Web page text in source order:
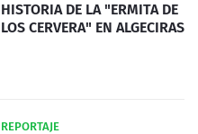
HISTORIA DE LA "ERMITA DE
LOS CERVERA" EN ALGECIRAS
REPORTAJE